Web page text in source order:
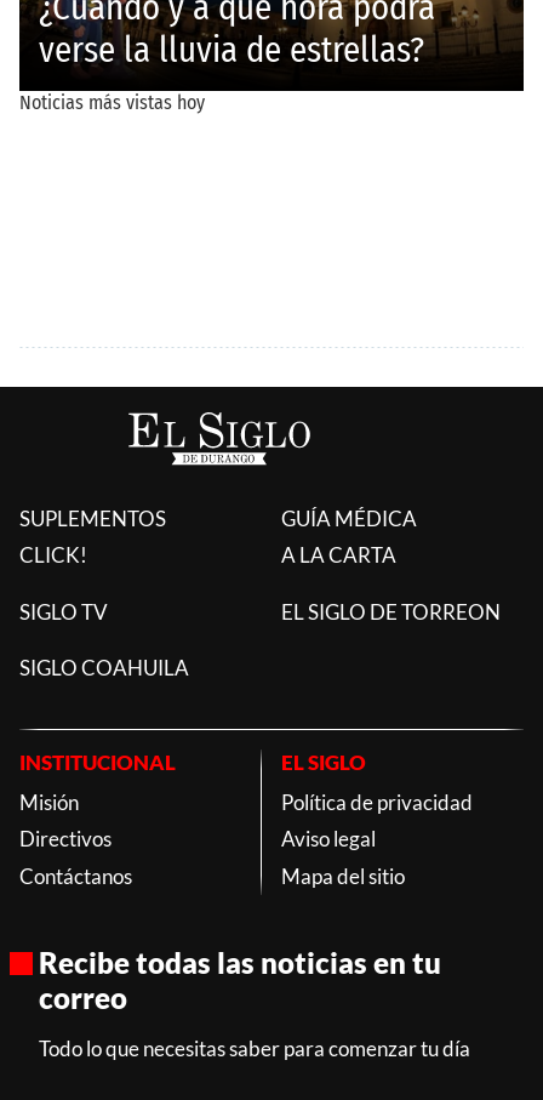
SUPLEMENTOS
CLICK!
GUÍA MÉDICA
A LA CARTA
SIGLO TV EL SIGLO DE TORREON
SIGLO COAHUILA
INSTITUCIONAL
Misión
Directivos
Contáctanos
EL SIGLO
Política de privacidad
Aviso legal
Mapa del sitio
Recibe todas las noticias en tu
correo
Todo lo que necesitas saber para comenzar tu día